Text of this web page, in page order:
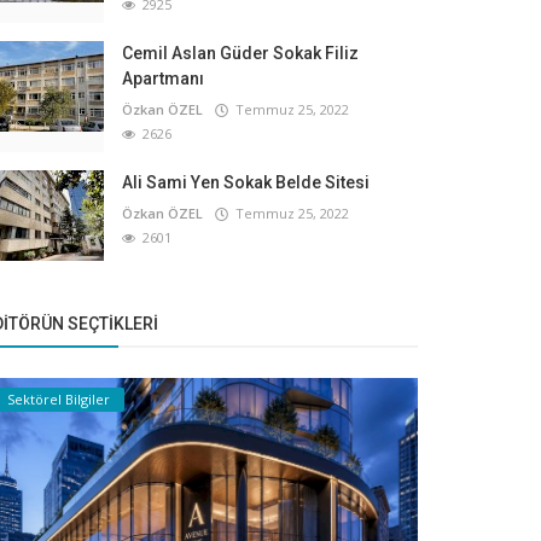
2925
Cemil Aslan Güder Sokak Filiz
Apartmanı
Özkan ÖZEL
Temmuz 25, 2022
2626
Ali Sami Yen Sokak Belde Sitesi
Özkan ÖZEL
Temmuz 25, 2022
2601
SEÇTIKLERI
Sektörel Bilgiler